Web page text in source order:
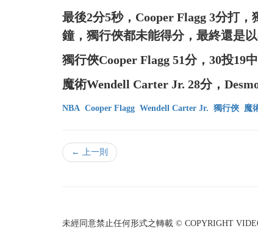
最後2分5秒，Cooper Flagg 3分打
鐘，獨行俠都未能得分，最終還是以
獨行俠Cooper Flagg 51分，30投19
魔術Wendell Carter Jr. 28分，
NBA Cooper Flagg Wendell Carter Jr. 獨行俠 魔
← 上一則
未經同意禁止任何形式之轉載 © COPYRIGHT